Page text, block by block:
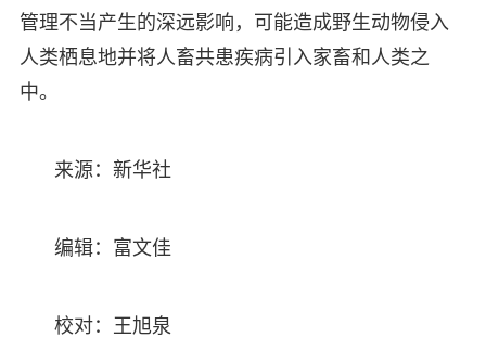
管理不当产生的深远影响，可能造成野生动物侵入
人类栖息地并将人畜共患疾病引入家畜和人类之
中。
来源：新华社
编辑：富文佳
校对：王旭泉